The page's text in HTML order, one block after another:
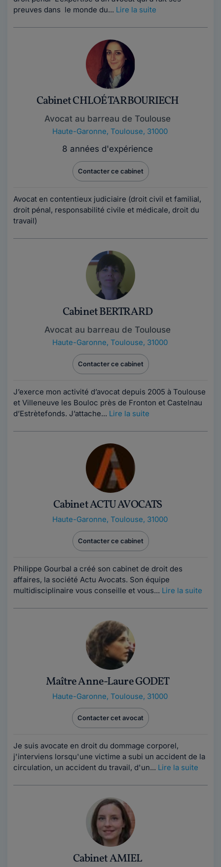
preuves dans le monde du... Lire la suite
Cabinet CHLOÉ TARBOURIECH
Avocat au barreau de Toulouse
Haute-Garonne, Toulouse, 31000
8 années d'expérience
Contacter ce cabinet
Avocat en contentieux judiciaire (droit civil et familial,
droit pénal, responsabilité civile et médicale, droit du
travail)
Cabinet BERTRARD
Avocat au barreau de Toulouse
Haute-Garonne, Toulouse, 31000
Contacter ce cabinet
J’exerce mon activité d’avocat depuis 2005 à Toulouse
et Villeneuve les Bouloc près de Fronton et Castelnau
d’Estrètefonds. J’attache... Lire la suite
Cabinet ACTU AVOCATS
Haute-Garonne, Toulouse, 31000
Contacter ce cabinet
Philippe Gourbal a créé son cabinet de droit des
affaires, la société Actu Avocats. Son équipe
multidisciplinaire vous conseille et vous... Lire la suite
Maître Anne-Laure GODET
Haute-Garonne, Toulouse, 31000
Contacter cet avocat
Je suis avocate en droit du dommage corporel,
j'interviens lorsqu'une victime a subi un accident de la
circulation, un accident du travail, d'un... Lire la suite
Cabinet AMIEL